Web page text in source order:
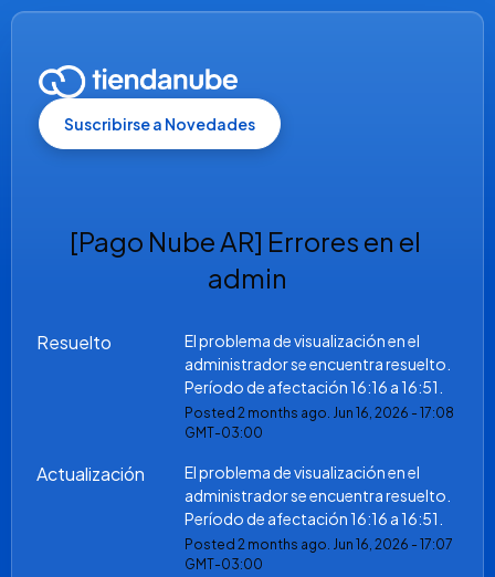
Suscribirse a Novedades
[Pago Nube AR] Errores en el
admin
Resuelto
El problema de visualización en el
administrador se encuentra resuelto.
Período de afectación 16:16 a 16:51.
Posted 2months ago. Jun 16, 2026 - 17:08
GMT-03:00
Actualización
El problema de visualización en el
administrador se encuentra resuelto.
Período de afectación 16:16 a 16:51.
Posted 2months ago. Jun 16, 2026 - 17:07
GMT-03:00